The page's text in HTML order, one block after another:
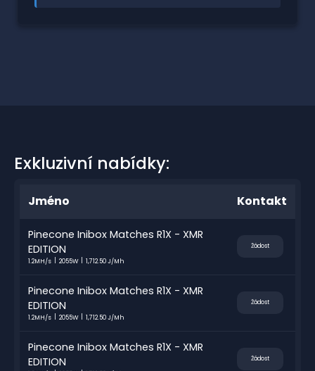
Exkluzivní nabídky:
Jméno Kontakt
Pinecone Inibox Matches R1X - XMR
EDITION
1.2MH/s 2055W 1,712.50 J/Mh
Žádost
Pinecone Inibox Matches R1X - XMR
EDITION
1.2MH/s 2055W 1,712.50 J/Mh
Žádost
Pinecone Inibox Matches R1X - XMR
EDITION
Žádost